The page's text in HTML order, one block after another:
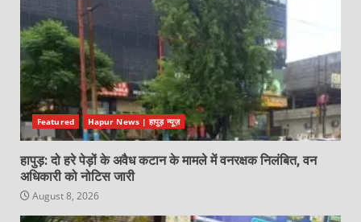
Featured Hapur News | हापुड़ न्यूज़
हापुड़: दो हरे पेड़ों के अवैध कटान के मामले में वनरक्षक निलंबित, वन
अधिकारी को नोटिस जारी
August 8, 2026